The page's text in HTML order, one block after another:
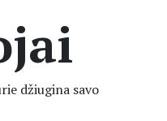
džiugina savo